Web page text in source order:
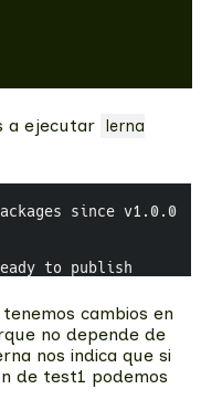
a ejecutar lerna
cambios en
no depende de
nos indica que si
de test1 podemos